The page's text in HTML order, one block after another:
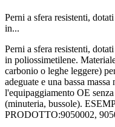
Perni a sfera resistenti,
in...
Perni a sfera resistenti,
in poliossimetilene.
carbonio o leghe leggere)
adeguate e una bassa
l'equipaggiamento OE
(minuteria, bussole).
PRODOTTO:9050002,